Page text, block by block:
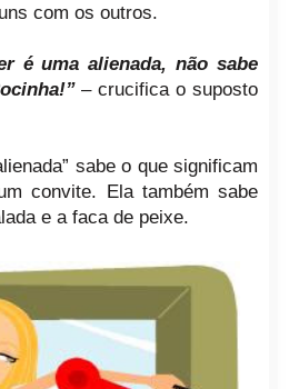
com os outros.
é uma alienada, não sabe
– crucifica o suposto
sabe o que significam
convite. Ela também sabe
e a faca de peixe.